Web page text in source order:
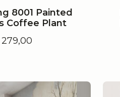
8001 Painted
Coffee Plant